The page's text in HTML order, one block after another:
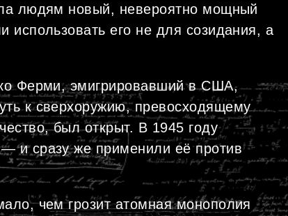
людям новый, невероятно мощный
использовать его не для созидания, а
Ферми, эмигрировавший в США,
к сверхоружию, превосходящему
был открыт. В 1945 году
и сразу же применили её против
чем грозит атомная монополия